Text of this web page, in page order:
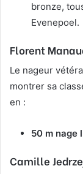
bronze,
Evenepoel.
Florent
Le nageur
montrer sa
en :
50 m nage
Camille